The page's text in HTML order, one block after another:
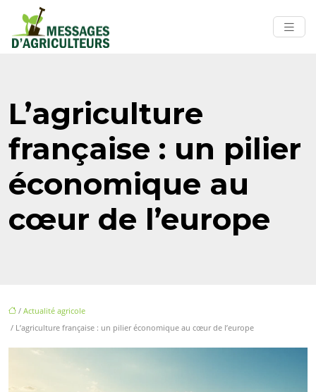
L’agriculture
française : un pilier
économique au
cœur de l’europe
/ Actualité agricole
/ L’agriculture française : un pilier économique au cœur de l’europe